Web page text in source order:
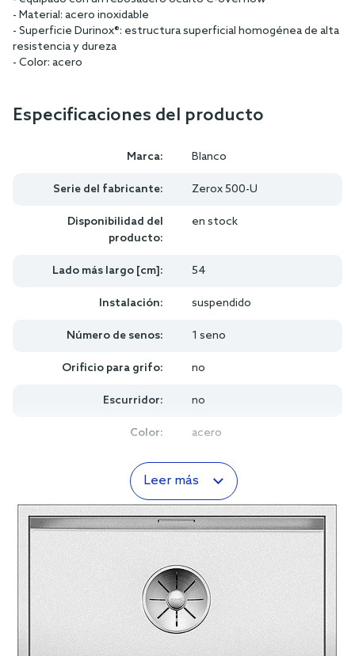
- Material: acero inoxidable
- Superficie Durinox®: estructura superficial homogénea de alta
resistencia y dureza
- Color: acero
Especificaciones del producto
Marca: Blanco
Serie del fabricante: Zerox 500-U
Disponibilidad del
producto:
en stock
Lado más largo [cm]: 54
Instalación: suspendido
Número de senos: 1 seno
Orificio para grifo: no
Escurridor: no
Color: acero
Leer más